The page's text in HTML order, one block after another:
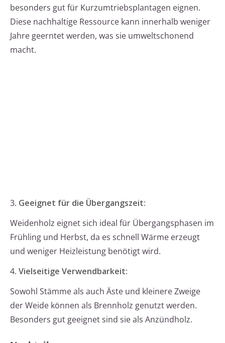
besonders gut für Kurzumtriebsplantagen eignen.
Diese nachhaltige Ressource kann innerhalb weniger
Jahre geerntet werden, was sie umweltschonend
macht.
3. Geeignet für die Übergangszeit:
Weidenholz eignet sich ideal für Übergangsphasen im
Frühling und Herbst, da es schnell Wärme erzeugt
und weniger Heizleistung benötigt wird.
4. Vielseitige Verwendbarkeit:
Sowohl Stämme als auch Äste und kleinere Zweige
der Weide können als Brennholz genutzt werden.
Besonders gut geeignet sind sie als Anzündholz.